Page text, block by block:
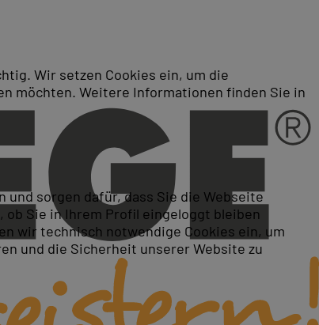
Wir setzen Cookies ein, um die
möchten. Weitere Informationen finden Sie in
sorgen dafür, dass Sie die Webseite
Sie in Ihrem Profil eingeloggt bleiben
wir technisch notwendige Cookies ein, um
und die Sicherheit unserer Website zu